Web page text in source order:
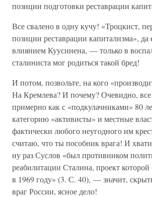
позиции подготовки реставрации
Все свалено в одну кучу! «Троцкист,
позиции реставрации капитализма»,
влиянием Куусинена, — только в
сталиниста мог родиться такой бред!
И потом, позвольте, на кого
На Кремлева? И почему? Очевидно, все
примерно как с «подкулачниками» 80
категорию «активисты» и местные
фактически любого неугодного им
считаю, что ты пособник врага! И
ну раз Суслов «был противником
реабилитации Сталина, проект
в 1969 году» (3. С. 40), — значит,
враг России, ясное дело!